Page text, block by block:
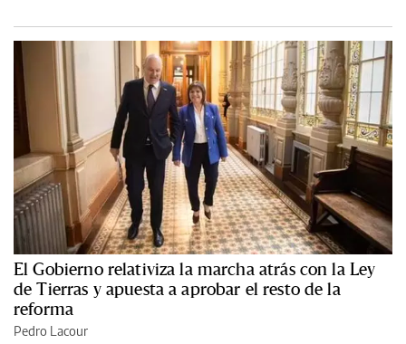
El Gobierno relativiza la marcha atrás con la Ley
de Tierras y apuesta a aprobar el resto de la
reforma
Pedro Lacour